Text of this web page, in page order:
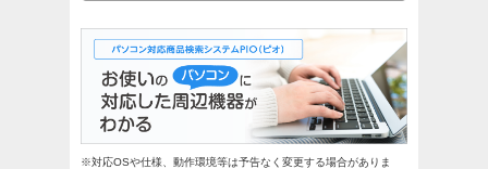
※対応OSや仕様、動作環境等は予告なく変更する場合がありま